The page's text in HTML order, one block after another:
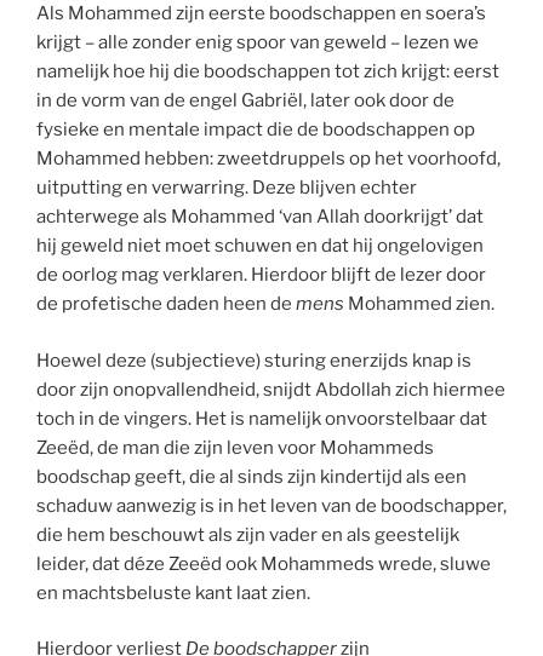
Als Mohammed zijn eerste boodschappen en soera’s
krijgt – alle zonder enig spoor van geweld – lezen we
namelijk hoe hij die boodschappen tot zich krijgt: eerst
in de vorm van de engel Gabriël, later ook door de
fysieke en mentale impact die de boodschappen op
Mohammed hebben: zweetdruppels op het voorhoofd,
uitputting en verwarring. Deze blijven echter
achterwege als Mohammed ‘van Allah doorkrijgt’ dat
hij geweld niet moet schuwen en dat hij ongelovigen
de oorlog mag verklaren. Hierdoor blijft de lezer door
de profetische daden heen de mens Mohammed zien.
Hoewel deze (subjectieve) sturing enerzijds knap is
door zijn onopvallendheid, snijdt Abdollah zich hiermee
toch in de vingers. Het is namelijk onvoorstelbaar dat
Zeeëd, de man die zijn leven voor Mohammeds
boodschap geeft, die al sinds zijn kindertijd als een
schaduw aanwezig is in het leven van de boodschapper,
die hem beschouwt als zijn vader en als geestelijk
leider, dat déze Zeeëd ook Mohammeds wrede, sluwe
en machtsbeluste kant laat zien.
Hierdoor verliest De boodschapperzijn